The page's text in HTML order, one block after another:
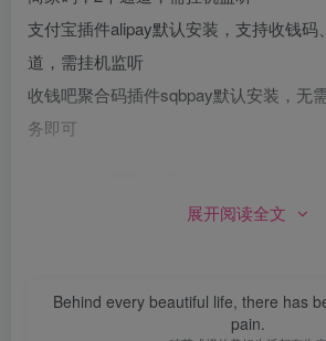
支付宝插件alipay默认安装，支持收钱码
道，需挂机监听
收钱吧聚合码插件sqbpay默认安装，无
务即可
展开阅读全文
Behind every beautiful life, there has
pain.